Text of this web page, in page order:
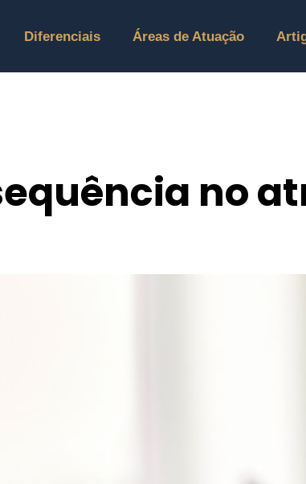
Diferenciais Áreas de Atuação
no